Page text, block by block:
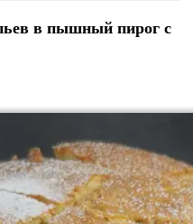
в пышный пирог с